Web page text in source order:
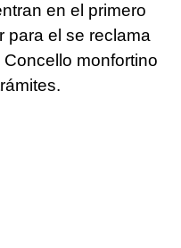
en el primero
para el se reclama
monfortino